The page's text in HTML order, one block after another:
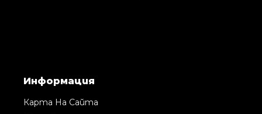
Информация
Карта На Сайта